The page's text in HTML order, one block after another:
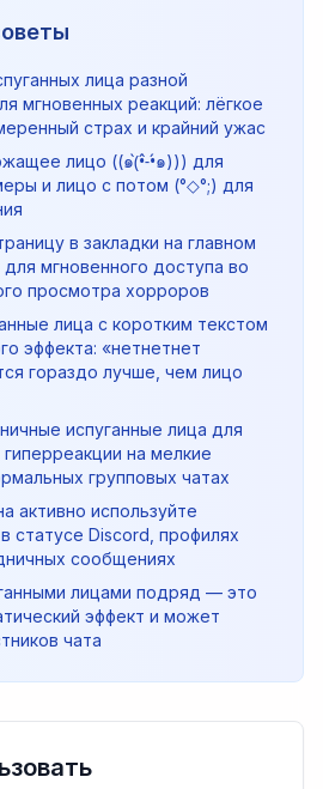
лица разной
мгновенных реакций: лёгкое
страх и крайний ужас
лицо ((๑(̀•́˗̀•́๑))) для
и лицо с потом (°◇°;) для
в закладки на главном
мгновенного доступа во
просмотра хорроров
лица с коротким текстом
эффекта: «нетнетнет
гораздо лучше, чем лицо
испуганные лица для
на мелкие
групповых чатах
активно используйте
статусе Discord, профилях
сообщениях
лицами подряд — это
эффект и может
чата